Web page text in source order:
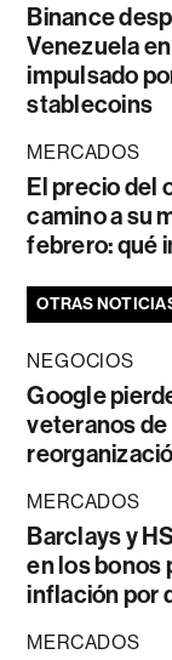
Binance
Venezuela
impulsado
stablecoins
MERCADOS
El precio del
camino a su
febrero: qué
OTRAS
NEGOCIOS
Google
veteranos de
MERCADOS
Barclays y
en los bonos
inflación por
MERCADOS